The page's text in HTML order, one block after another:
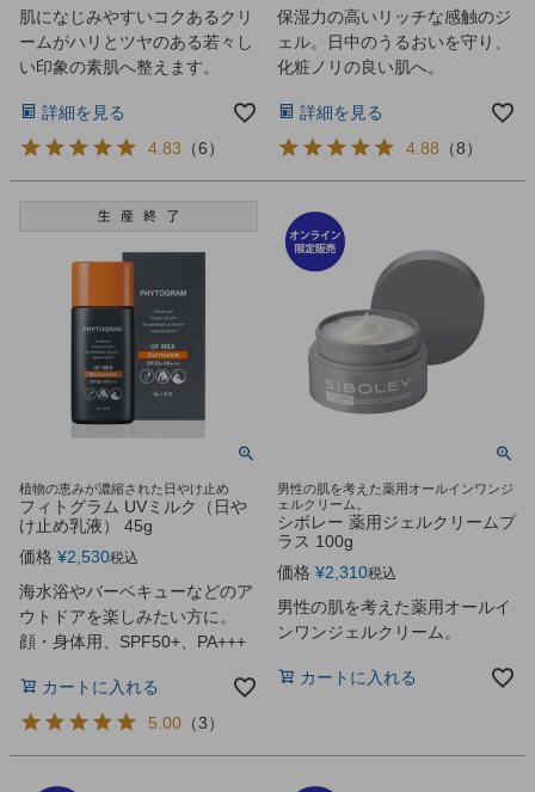
肌になじみやすいコクあるクリ
ームがハリとツヤのある若々し
い印象の素肌へ整えます。
詳細を見る
4.83 （6）
保湿力の高いリッチな感触のジ
ェル。日中のうるおいを守り、
化粧ノリの良い肌へ。
詳細を見る
4.88 （8）
植物の恵みが濃縮された日やけ止め
フィトグラム UVミルク（日や
け止め乳液） 45g
価格 ¥2,530税込
海水浴やバーベキューなどのア
ウトドアを楽しみたい方に。
顔・身体用、SPF50+、PA+++
カートに入れる
5.00 （3）
男性の肌を考えた薬用オールインワンジ
ェルクリーム。
シボレー 薬用ジェルクリームプ
ラス 100g
価格 ¥2,310税込
男性の肌を考えた薬用オールイ
ンワンジェルクリーム。
カートに入れる